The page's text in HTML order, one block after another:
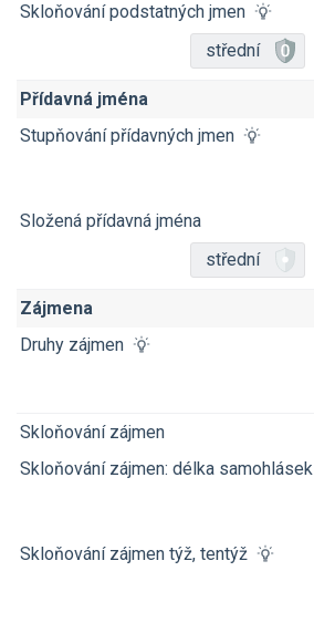
Skloňování podstatných jmen
střední
Přídavná jména
Stupňování přídavných jmen
Složená přídavná jména
střední
Zájmena
Druhy zájmen
Skloňování zájmen
Skloňování zájmen: délka samohlásek
Skloňování zájmen týž, tentýž